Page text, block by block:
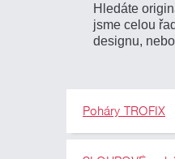
Hledáte
jsme celou
designu,
Poháry TROFIX